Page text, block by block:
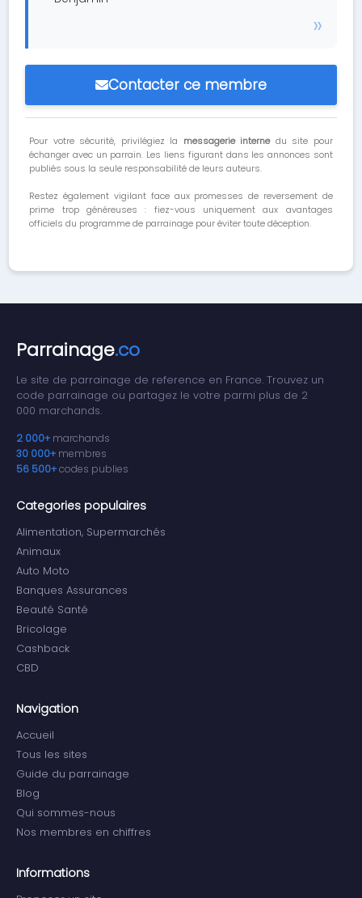
Contacter ce membre
Pour votre sécurité, privilégiez la messagerie internedu site pour
échanger avec un parrain. Les liens figurant dans les annonces sont
publiés sous la seule responsabilité de leurs auteurs.
Restez également vigilant face aux promesses de reversement de
prime trop généreuses : fiez-vous uniquement aux avantages
officiels du programme de parrainage pour éviter toute déception.
Parrainage.co
Le site de parrainage de reference en France. Trouvez un
code parrainage ou partagez le votre parmi plus de 2
000 marchands.
2 000+ marchands
30 000+ membres
56 500+codes publies
Categories populaires
Alimentation, Supermarchés
Animaux
Auto Moto
Banques Assurances
Beauté Santé
Bricolage
Cashback
CBD
Navigation
Accueil
Tous les sites
Guide du parrainage
Blog
Qui sommes-nous
Nos membres en chiffres
Informations